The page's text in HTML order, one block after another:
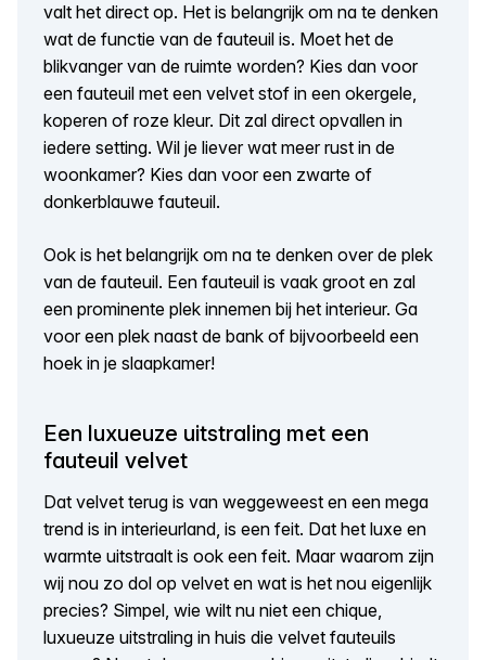
valt het direct op. Het is belangrijk om na te denken
wat de functie van de fauteuil is. Moet het de
blikvanger van de ruimte worden? Kies dan voor
een fauteuil met een velvet stof in een okergele,
koperen of roze kleur. Dit zal direct opvallen in
iedere setting. Wil je liever wat meer rust in de
woonkamer? Kies dan voor een zwarte of
donkerblauwe fauteuil.
Ook is het belangrijk om na te denken over de plek
van de fauteuil. Een fauteuil is vaak groot en zal
een prominente plek innemen bij het interieur. Ga
voor een plek naast de bank of bijvoorbeeld een
hoek in je slaapkamer!
Een luxueuze uitstraling met een
fauteuil velvet
Dat velvet terug is van weggeweest en een mega
trend is in interieurland, is een feit. Dat het luxe en
warmte uitstraalt is ook een feit. Maar waarom zijn
wij nou zo dol op velvet en wat is het nou eigenlijk
precies? Simpel, wie wilt nu niet een chique,
luxueuze uitstraling in huis die velvet fauteuils